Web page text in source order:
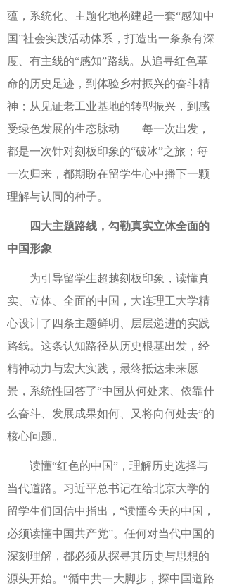
蕴，系统化、主题化地构建起一套“感知中
国”社会实践活动体系，打造出一条条有深
度、有主线的“感知”路线。从追寻红色革
命的历史足迹，到体验乡村振兴的奋斗精
神；从见证老工业基地的转型振兴，到感
受绿色发展的生态脉动——每一次出发，
都是一次针对刻板印象的“破冰”之旅；每
一次归来，都期盼在留学生心中播下一颗
理解与认同的种子。
四大主题路线，勾勒真实立体全面的
中国形象
为引导留学生超越刻板印象，读懂真
实、立体、全面的中国，大连理工大学精
心设计了四条主题鲜明、层层递进的实践
路线。这条认知路径从历史根基出发，经
精神动力与宏大实践，最终抵达未来愿
景，系统性回答了“中国从何处来、依靠什
么奋斗、发展成果如何、又将向何处去”的
核心问题。
读懂“红色的中国”，理解历史选择与
当代道路。习近平总书记在给北京大学的
留学生们回信中指出，“读懂今天的中国，
必须读懂中国共产党”。任何对当代中国的
深刻理解，都必须从探寻其历史与思想的
源头开始。“循中共一大脚步，探中国道路